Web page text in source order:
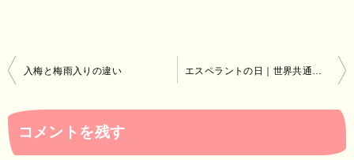
投
ナ
ビ
入梅と梅雨入りの違い エスペラントの日｜世界共通語で世界が平和になる
コメントを残す